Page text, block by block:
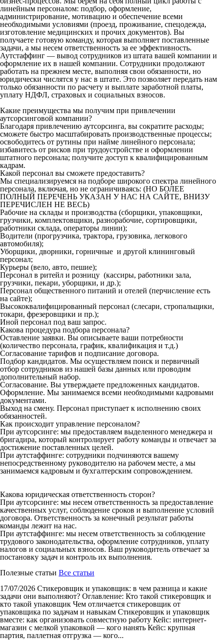
линейным персоналом: подбор, оформление,
администрирование, мотивацию и обеспечение всеми
необходимыми условиями (проезд, проживание, спецодежда,
изготовление медицинских и прочих документов). Вы
получаете готовую команду, которая выполняет поставленные
задачи, а мы несем ответственность за ее эффективность.
Аутстаффинг — вывод сотрудников из штата вашей компании и
оформление их в нашей компании. Сотрудники продолжают
работать на прежнем месте, выполняя свои обязанности, но
юридически числятся у нас в штате. Это позволяет передать нам
только обязанности по расчету и выплате заработной платы,
уплату НДФЛ, страховых и социальных взносов.
Какие преимущества мы получим при привлечении
аутсорсинговой компании?
Благодаря привлечению аутсорсинга, вы сократите расходы;
сможете быстро масштабировать производственные процессы;
освободитесь от рутины при найме линейного персонала;
избавитесь от рисков при трудоустройстве и оформлении
штатного персонала; получите доступ к квалифицированным
кадрам.
Какой персонал вы сможете предоставить?
Мы специализируемся на подборе широкого спектра линейного
персонала, включая, но не ограничиваясь: (НО БОЛЕЕ
ПОЛНЫЙ ПЕРЕЧЕНЬ УКАЗАН У НАС НА САЙТЕ, ВНИЗУ
ПЕРЕЧИСЛЕН НЕ ВЕСЬ)
Рабочие на склады и производства (сборщики, упаковщики,
грузчики, комплектовщики, разнорабочие, сортировщики,
работники склада, операторы линии);
Водители (прогрузчика, трактора, грузовика, легкового
автомобиля);
Уборщики, дворники, горничные и другой клининговый
персонал;
Курьеры (вело, авто, пешие);
Персонал в ритейл и розницу (кассиры, работники зала,
грузчики, пекари, уборщики, и др.);
Персонал общественного питаний и отелей (перчисление есть
на сайте);
Высококвалифицированный персонал (слесари, стропальщики,
токари, фрезеровщики и пр.);
Иной персонал под ваш запрос.
Какова процедура подбора персонала?
Оставление заявки. Вы описываете ваши потребности
(количество персонала, график, квалификация и т.д.)
Согласование тарифов и подписание договора.
Подбор кандидатов. Мы осуществляем поиск и первичный
отбор сотрудников из нашей базы данных или проводим
дополнительный набор.
Согласование. Вы утверждаете предложенных кандидатов.
Оформление. Мы занимаемся всеми необходимыми кадровыми
документами.
Выход на смену. Персонал приступает к исполнению своих
обязанностей.
Как происходит управление персоналом?
При аутсорсинге: мы предоставляем выделенного менеджера и
бригадира, который контролирует работу команды и отвечает за
достижение поставленных целей.
При аутстаффинге: сотрудники подчиняются вашему
непосредственному руководителю на рабочем месте, а мы
занимаемся кадровым и бухгалтерским сопровождением.
Какова юридическая ответственность сторон?
При аутсорсинге: мы несем ответственность за предоставление
качественных услуг, соблюдение сроков и выполнение условий
договора. Ответственность за конечный результат работы
команды лежит на нас.
При аутстаффинге: мы несем ответственность за соблюдение
трудового законодательства, оформление сотрудников, уплату
налогов и социальных взносов. Ваш руководитель отвечает за
постановку задач и контроль их выполнения.
Полезные статьи Все статьи
17/07/2026 Стикеровщик и упаковщик: в чем разница и какие
задачи они выполняют? Оглавление: Кто такой стикеровщик и
кто такой упаковщик Чем отличается стикеровщик от
упаковщика по задачам и навыкам Стикеровщик и упаковщик
вместе: как организовать совместную работу Кейс: интернет-
магазин с мелкой упаковкой — кого нанять Кейс: крупная
партия, паллетная отгрузка — кого...